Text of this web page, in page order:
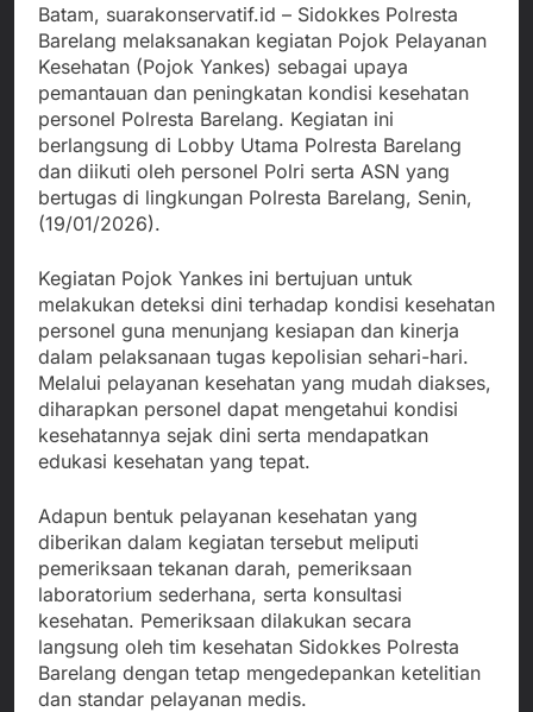
Batam, suarakonservatif.id – Sidokkes Polresta
Barelang melaksanakan kegiatan Pojok Pelayanan
Kesehatan (Pojok Yankes) sebagai upaya
pemantauan dan peningkatan kondisi kesehatan
personel Polresta Barelang. Kegiatan ini
berlangsung di Lobby Utama Polresta Barelang
dan diikuti oleh personel Polri serta ASN yang
bertugas di lingkungan Polresta Barelang, Senin,
(19/01/2026).
Kegiatan Pojok Yankes ini bertujuan untuk
melakukan deteksi dini terhadap kondisi kesehatan
personel guna menunjang kesiapan dan kinerja
dalam pelaksanaan tugas kepolisian sehari-hari.
Melalui pelayanan kesehatan yang mudah diakses,
diharapkan personel dapat mengetahui kondisi
kesehatannya sejak dini serta mendapatkan
edukasi kesehatan yang tepat.
Adapun bentuk pelayanan kesehatan yang
diberikan dalam kegiatan tersebut meliputi
pemeriksaan tekanan darah, pemeriksaan
laboratorium sederhana, serta konsultasi
kesehatan. Pemeriksaan dilakukan secara
langsung oleh tim kesehatan Sidokkes Polresta
Barelang dengan tetap mengedepankan ketelitian
dan standar pelayanan medis.